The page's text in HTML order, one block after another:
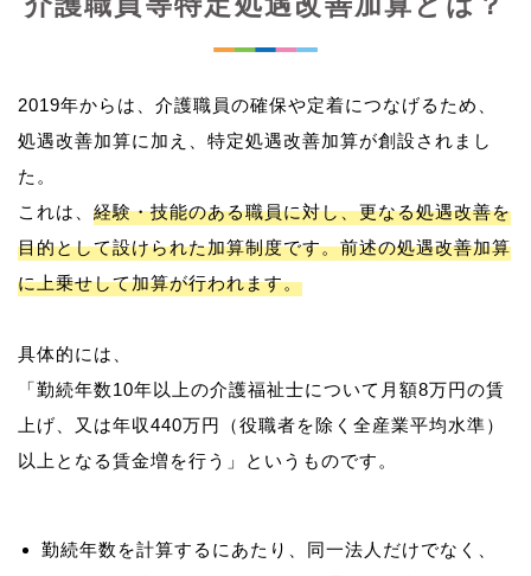
2019年からは、介護職員の確保や定着につなげるため、
処遇改善加算に加え、特定処遇改善加算が創設されまし
た。
これは、 経験・技能のある職員に対し、更なる処遇改善を
目的として設けられた加算制度です。前述の処遇改善加算
に上乗せして加算が行われます。
具体的には、
「勤続年数10年以上の介護福祉士について月額8万円の賃
上げ、又は年収440万円（役職者を除く全産業平均水準）
勤続年数を計算するにあたり、同一法人だけでなく、